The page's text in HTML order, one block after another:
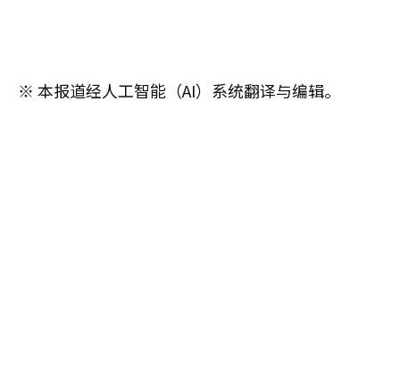
※ 本报道经人工智能（AI）系统翻译与编辑。